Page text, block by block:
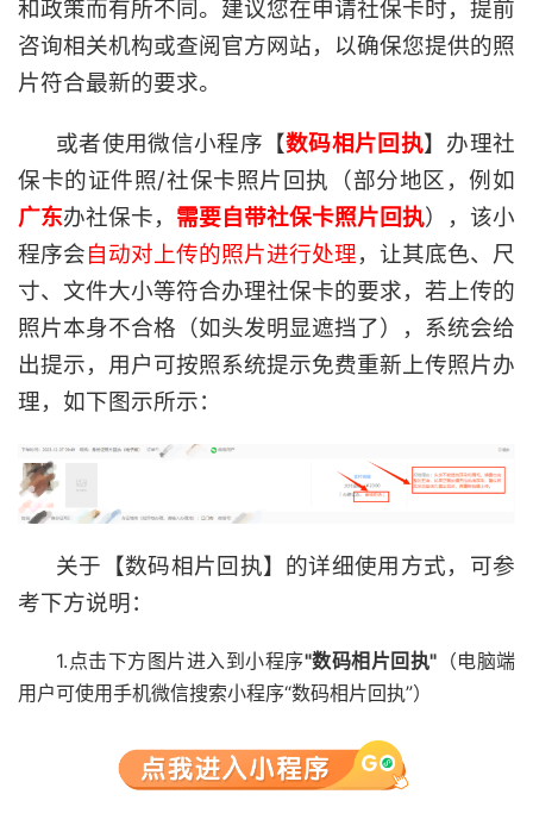
和政策而有所不同。建议您在申请社保卡时，提前
咨询相关机构或查阅官方网站，以确保您提供的照
片符合最新的要求。
或者使用微信小程序【数码相片回执】办理社
保卡的证件照/社保卡照片回执（部分地区，例如
广东办社保卡， 需要自带社保卡照片回执），该小
程序会自动对上传的照片进行处理，让其底色、尺
寸、文件大小等符合办理社保卡的要求，若上传的
照片本身不合格（如头发明显遮挡了），系统会给
出提示，用户可按照系统提示免费重新上传照片办
理，如下图示所示：
关于【数码相片回执】的详细使用方式，可参
考下方说明：
1.点击下方图片进入到小程序"数码相片回执" （电脑端
用户可使用手机微信搜索小程序“数码相片回执”）